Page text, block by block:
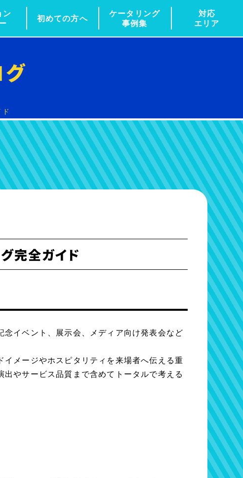
ン
初めての方へ
ケータリング
事例集
対応
エリア
グ
完全ガイド
イベント、展示会、メディア向け発表会など
メージやホスピタリティを来場者へ伝える重
やサービス品質まで含めてトータルで考える